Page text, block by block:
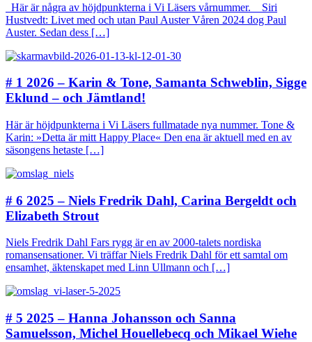
Här är några av höjdpunkterna i Vi Läsers vårnummer. Siri
Hustvedt: Livet med och utan Paul Auster Våren 2024 dog Paul
Auster. Sedan dess […]
# 1 2026 – Karin & Tone, Samanta Schweblin, Sigge
Eklund – och Jämtland!
Här är höjdpunkterna i Vi Läsers fullmatade nya nummer. Tone &
Karin: »Detta är mitt Happy Place« Den ena är aktuell med en av
säsongens hetaste […]
# 6 2025 – Niels Fredrik Dahl, Carina Bergeldt och
Elizabeth Strout
Niels Fredrik Dahl Fars rygg är en av 2000-talets nordiska
romansensationer. Vi träffar Niels Fredrik Dahl för ett samtal om
ensamhet, äktenskapet med Linn Ullmann och […]
# 5 2025 – Hanna Johansson och Sanna
Samuelsson, Michel Houellebecq och Mikael Wiehe